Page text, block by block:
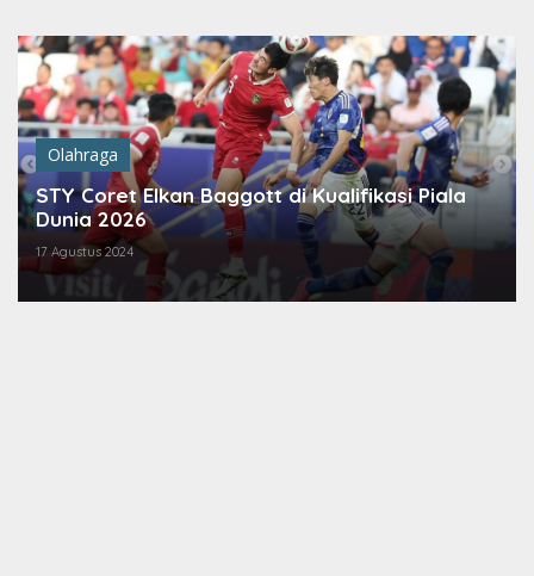
konten
Olahraga
STY Coret Elkan Baggott di Kualifikasi Piala
Dunia 2026
17 Agustus 2024